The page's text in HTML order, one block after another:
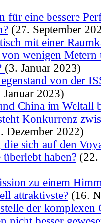
für eine bessere
(27. September
mit einer
wenigen Metern
(3. Januar 2023)
von der
Januar 2023)
China im Weltall
Konkurrenz
Dezember 2022)
sich auf den
haben? (22.
zu einem
attraktivste? (16.
der komplexen